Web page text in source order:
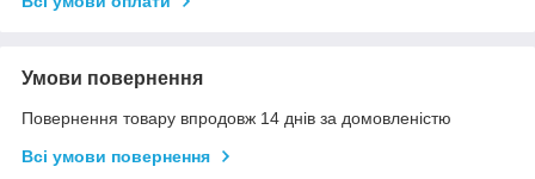
Умови повернення
Повернення товару впродовж 14 днів за домовленістю
Всі умови повернення